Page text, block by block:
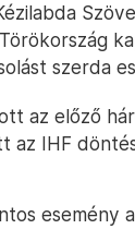
szerda
az előző
az IHF
esemény